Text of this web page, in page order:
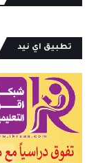
تطبيق اي نيد